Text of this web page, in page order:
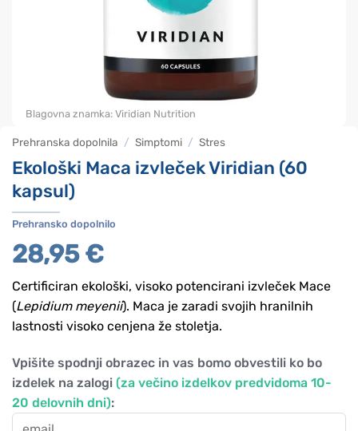
Prehranska dopolnila / Simptomi / Stres
Ekološki Maca izvleček Viridian (60
kapsul)
Prehransko dopolnilo
28,95€
Certificiran ekološki, visoko potencirani izvleček Mace
(Lepidium meyenii). Maca je zaradi svojih hranilnih
lastnosti visoko cenjena že stoletja.
Vpišite spodnji obrazec in vas bomo obvestili ko bo
izdelek na zalogi (za večino izdelkov predvidoma 10-
20 delovnih dni):
Blagovna znamka: Viridian Nutrition